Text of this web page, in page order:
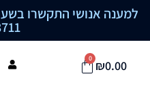
למענה אנושי התקשרו בשעות 09:00-19:00
₪0.00
0